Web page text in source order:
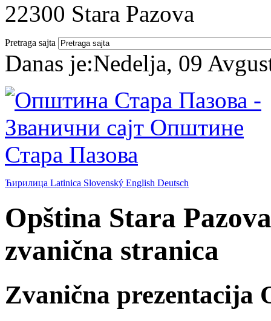
22300 Stara Pazova
Pretraga sajta
Danas je:Nedelja, 09
Ћирилица Latinica Slovenský English Deutsch
Opština Stara
zvanična stranica
Zvanična prezentacija